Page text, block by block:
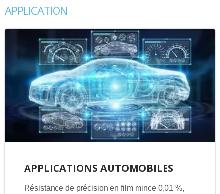
APPLICATION
APPLICATIONS AUTOMOBILES
Résistance de précision en film mince 0,01 %,